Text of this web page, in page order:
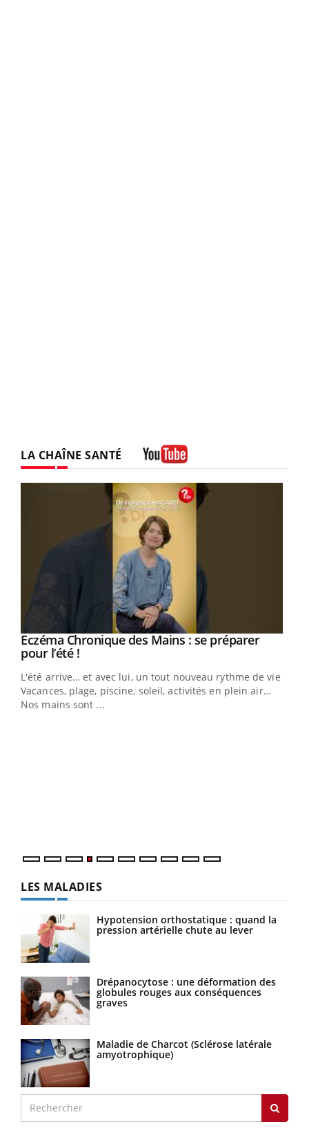
LA CHAÎNE SANTÉ
Youtube
Eczéma Chronique des Mains : se préparer
pour l’été !Youtube
L'été arrive… et avec lui, un tout nouveau rythme de vie !
Vacances, plage, piscine, soleil, activités en plein air…
Nos mains sont ...
LES MALADIES
Hypotension orthostatique : quand la
pression artérielle chute au lever
Drépanocytose : une déformation des
globules rouges aux conséquences
graves
Maladie de Charcot (Sclérose latérale
amyotrophique)